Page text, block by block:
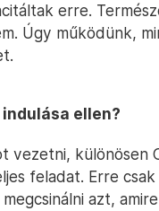
erre.
Úgy működünk,
ellen?
vezetni, különösen
feladat. Erre
azt,